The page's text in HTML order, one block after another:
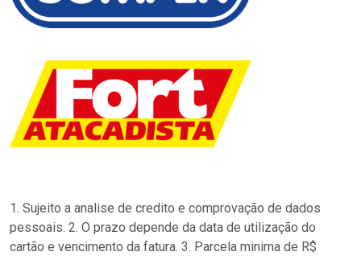
1. Sujeito a analise de credito e comprovação de dados
pessoais. 2. O prazo depende da data de utilização do
cartão e vencimento da fatura. 3. Parcela minima de R$